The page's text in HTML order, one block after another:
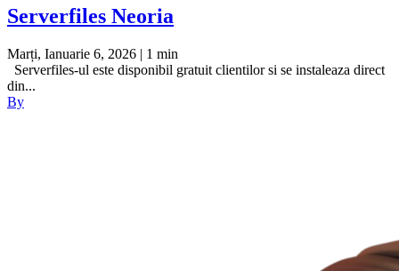
Serverfiles Neoria
Marți, Ianuarie 6, 2026 | 1 min
Serverfiles-ul este disponibil gratuit clientilor si se instaleaza direct
din...
By